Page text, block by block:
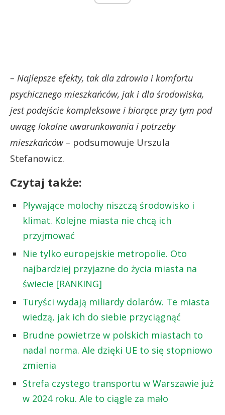
– Najlepsze efekty, tak dla zdrowia i komfortu
psychicznego mieszkańców, jak i dla środowiska,
jest podejście kompleksowe i biorące przy tym pod
uwagę lokalne uwarunkowania i potrzeby
mieszkańców – podsumowuje Urszula
Stefanowicz.
Czytaj także:
Pływające molochy niszczą środowisko i
klimat. Kolejne miasta nie chcą ich
przyjmować
Nie tylko europejskie metropolie. Oto
najbardziej przyjazne do życia miasta na
świecie [RANKING]
Turyści wydają miliardy dolarów. Te miasta
wiedzą, jak ich do siebie przyciągnąć
Brudne powietrze w polskich miastach to
nadal norma. Ale dzięki UE to się stopniowo
zmienia
Strefa czystego transportu w Warszawie już
w 2024 roku. Ale to ciągle za mało